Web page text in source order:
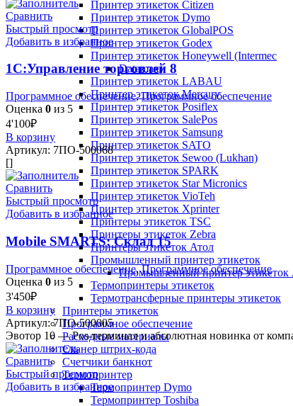
Принтер этикеток Citizen
Принтер этикеток Dymo
Принтер этикеток GlobalPOS
Принтер этикеток Godex
Принтер этикеток Honeywell (Intermec
Datamax)
Принтер этикеток LABAU
Принтер этикеток Mercury
Принтер этикеток Posiflex
Принтер этикеток SalePos
Принтер этикеток Samsung
Принтер этикеток SATO
Принтер этикеток Sewoo (Lukhan)
Принтер этикеток SPARK
Принтер этикеток Star Micronics
Принтер этикеток VioTeh
Принтер этикеток Xprinter
Принтеры этикеток TSC
Принтеры этикеток Zebra
Принтеры этикеток Атол
Промышленный принтер этикеток
Промышленный принтер этикеток
Термопринтеры этикеток
Термотрансферные принтеры этикеток
Принтеры этикеток
Программное обеспечение
Расходные материалы
Сканер штрих-кода
Счетчики банкнот
Термопринтер
Термопринтер Dymo
Термопринтер Toshiba
Сравнить
Быстрый просмотр
Добавить в избранное
1С:Управление торговлей 8
Программное обеспечение,Программное обеспечение
Оценка 0 из 5
4'100₽
В корзину
Артикул: 7ПО-500068
[]
Сравнить
Быстрый просмотр
Добавить в избранное
Mobile SMARTS: Склад 15
Программное обеспечение,Программное обеспечение
Оценка 0 из 5
3'450₽
В корзину
Артикул:7ПО-500005
Эвотор 10 — Pos-терминал и абсолютная новинка от
Сравнить
Быстрый просмотр
Добавить в избранное